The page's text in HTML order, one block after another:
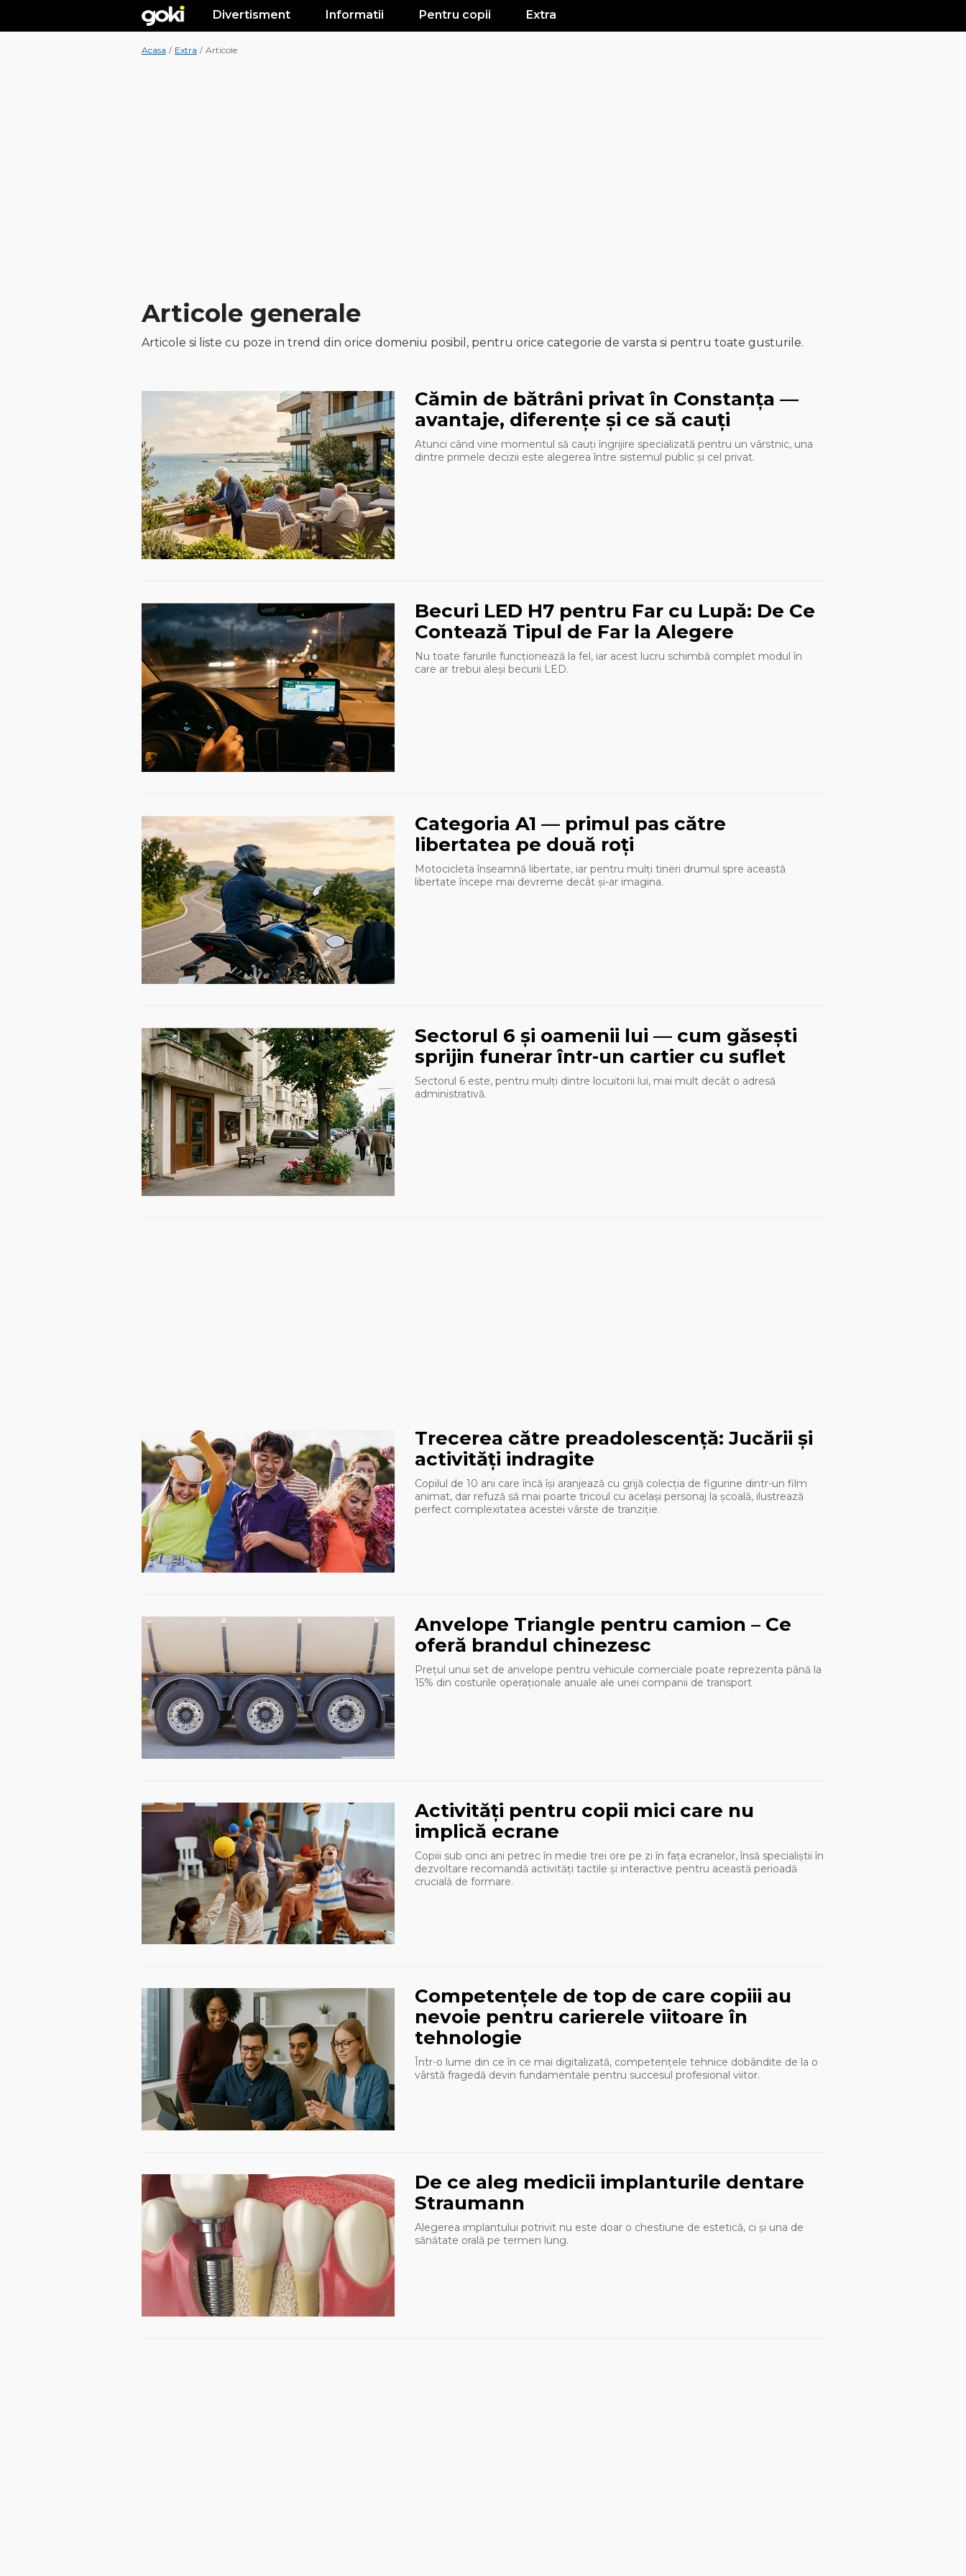
Divertisment Informatii Pentru copii Extra
Acasa / Extra / Articole
Articole generale
Articole si liste cu poze in trend din orice domeniu posibil, pentru orice categorie de varsta si pentru toate gusturile.
Cămin de bătrâni privat în Constanța —
avantaje, diferențe și ce să cauți
Atunci când vine momentul să cauți îngrijire specializată pentru un vârstnic, una
dintre primele decizii este alegerea între sistemul public și cel privat.
Becuri LED H7 pentru Far cu Lupă: De Ce
Contează Tipul de Far la Alegere
Nu toate farurile funcționează la fel, iar acest lucru schimbă complet modul în
care ar trebui aleși becurii LED.
Categoria A1 — primul pas către
libertatea pe două roți
Motocicleta înseamnă libertate, iar pentru mulți tineri drumul spre această
libertate începe mai devreme decât și-ar imagina.
Sectorul 6 și oamenii lui — cum găsești
sprijin funerar într-un cartier cu suflet
Sectorul 6 este, pentru mulți dintre locuitorii lui, mai mult decât o adresă
administrativă.
Trecerea către preadolescență: Jucării și
activități indragite
Copilul de 10 ani care încă își aranjează cu grijă colecția de figurine dintr-un film
animat, dar refuză să mai poarte tricoul cu același personaj la școală, ilustrează
perfect complexitatea acestei vârste de tranziție.
Anvelope Triangle pentru camion – Ce
oferă brandul chinezesc
Prețul unui set de anvelope pentru vehicule comerciale poate reprezenta până la
15% din costurile operaționale anuale ale unei companii de transport
Activități pentru copii mici care nu
implică ecrane
Copiii sub cinci ani petrec în medie trei ore pe zi în fața ecranelor, însă specialiștii în
dezvoltare recomandă activități tactile și interactive pentru această perioadă
crucială de formare.
Competențele de top de care copiii au
nevoie pentru carierele viitoare în
tehnologie
Într-o lume din ce în ce mai digitalizată, competențele tehnice dobândite de la o
vârstă fragedă devin fundamentale pentru succesul profesional viitor.
De ce aleg medicii implanturile dentare
Straumann
Alegerea implantului potrivit nu este doar o chestiune de estetică, ci și una de
sănătate orală pe termen lung.